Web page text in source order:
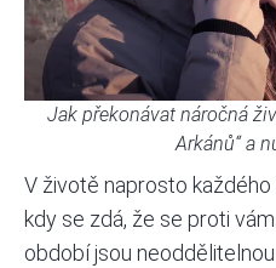
Jak překonávat náročná
Arkánů“ a
V životě naprosto
kdy se zdá, že se proti
období jsou